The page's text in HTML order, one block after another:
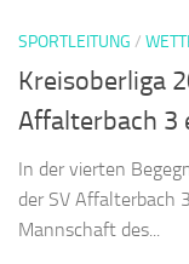
SPORTLEITUNG /
Kreisoberliga
Affalterbach 3
In der vierten
der SV Affalterbach
Mannschaft des...